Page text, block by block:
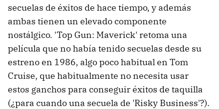
secuelas de éxitos de hace tiempo, y además
ambas tienen un elevado componente
nostálgico. 'Top Gun: Maverick' retoma una
película que no había tenido secuelas desde su
estreno en 1986, algo poco habitual en Tom
Cruise, que habitualmente no necesita usar
estos ganchos para conseguir éxitos de taquilla
(¿para cuando una secuela de 'Risky Business'?).